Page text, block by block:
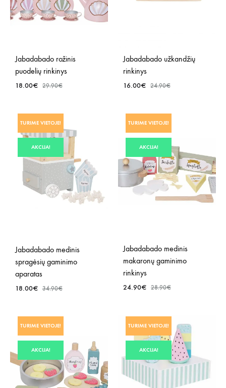
Jabadabado rožinis
puodelių rinkinys
18.00€ 29.90€
Jabadabado užkandžių
rinkinys
16.00€ 24.90€
TURIME VIETOJE!
AKCIJA!
Jabadabado medinis
spragėsių gaminimo
aparatas
18.00€ 34.90€
TURIME VIETOJE!
AKCIJA!
Jabadabado medinis
makaronų gaminimo
rinkinys
24.90€ 28.90€
TURIME VIETOJE!
AKCIJA!
TURIME VIETOJE!
AKCIJA!